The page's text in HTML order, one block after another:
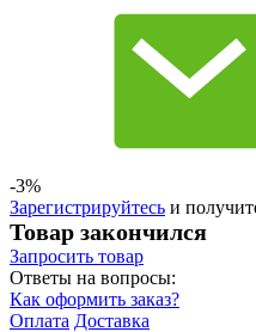
-3%
Зарегистрируйтесь и
Товар закончился
Запросить товар
Ответы на вопросы:
Как оформить заказ?
Оплата Доставка